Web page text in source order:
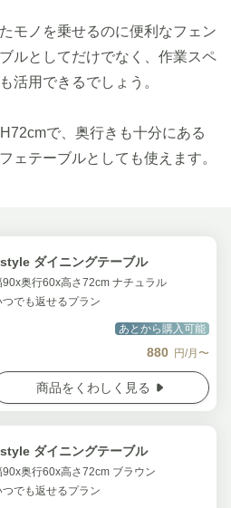
モノを乗せるのに便利なフェン
ルとしてだけでなく、作業スペ
活用できるでしょう。
で、奥行きも十分にある
ェテーブルとしても使えます。
ダイニングテーブル
90x奥行60x高さ72cm ナチュラル
つでも返せるプラン
あとから購入可能
880 円/月〜
商品をくわしく見る
ダイニングテーブル
90x奥行60x高さ72cm ブラウン
つでも返せるプラン